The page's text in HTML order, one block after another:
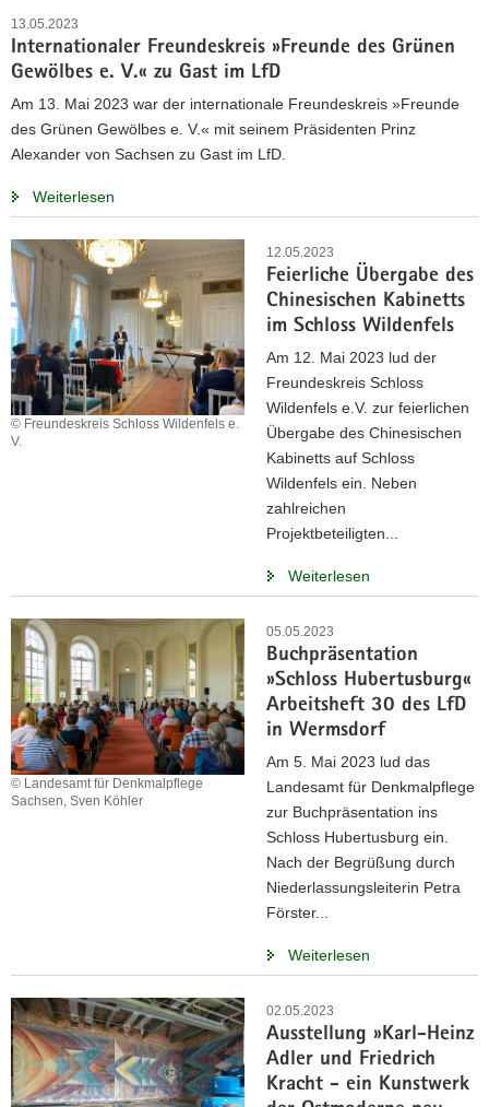
13.05.2023
Internationaler Freundeskreis »Freunde des Grünen
Gewölbes e. V.« zu Gast im LfD
Am 13. Mai 2023 war der internationale Freundeskreis »Freunde
des Grünen Gewölbes e. V.« mit seinem Präsidenten Prinz
Alexander von Sachsen zu Gast im LfD.
Weiterlesen
12.05.2023
Feierliche Übergabe des
Chinesischen Kabinetts
im Schloss Wildenfels
© Freundeskreis Schloss Wildenfels e.
V.
Am 12. Mai 2023 lud der
Freundeskreis Schloss
Wildenfels e.V. zur feierlichen
Übergabe des Chinesischen
Kabinetts auf Schloss
Wildenfels ein. Neben
zahlreichen
Projektbeteiligten...
Weiterlesen
05.05.2023
Buchpräsentation
»Schloss Hubertusburg«
Arbeitsheft 30 des LfD
in Wermsdorf
© Landesamt für Denkmalpflege
Sachsen, Sven Köhler
Am 5. Mai 2023 lud das
Landesamt für Denkmalpflege
zur Buchpräsentation ins
Schloss Hubertusburg ein.
Nach der Begrüßung durch
Niederlassungsleiterin Petra
Förster...
Weiterlesen
02.05.2023
Ausstellung »Karl-Heinz
Adler und Friedrich
Kracht - ein Kunstwerk